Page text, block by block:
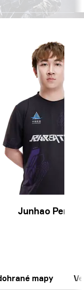
Junhao Peng
mapy